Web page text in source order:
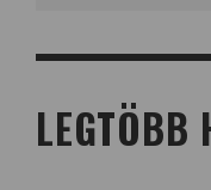
LEGTÖBB